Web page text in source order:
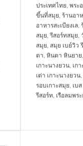
ประเทศไทย, พระ
ขึ้นที่สมุย, ร้านอา
อาหารสะเบียงเล,
สมุย,รีสอร์ทสมุย,
สมุย, สมุย เบย์วิว
ตา, หินตา หินยาย,
เกาะนางยวน, เก
เต่า เกาะนางยวน,
รอบเกาะสมุย, เบ
รีสอร์ท, เรือลมพร